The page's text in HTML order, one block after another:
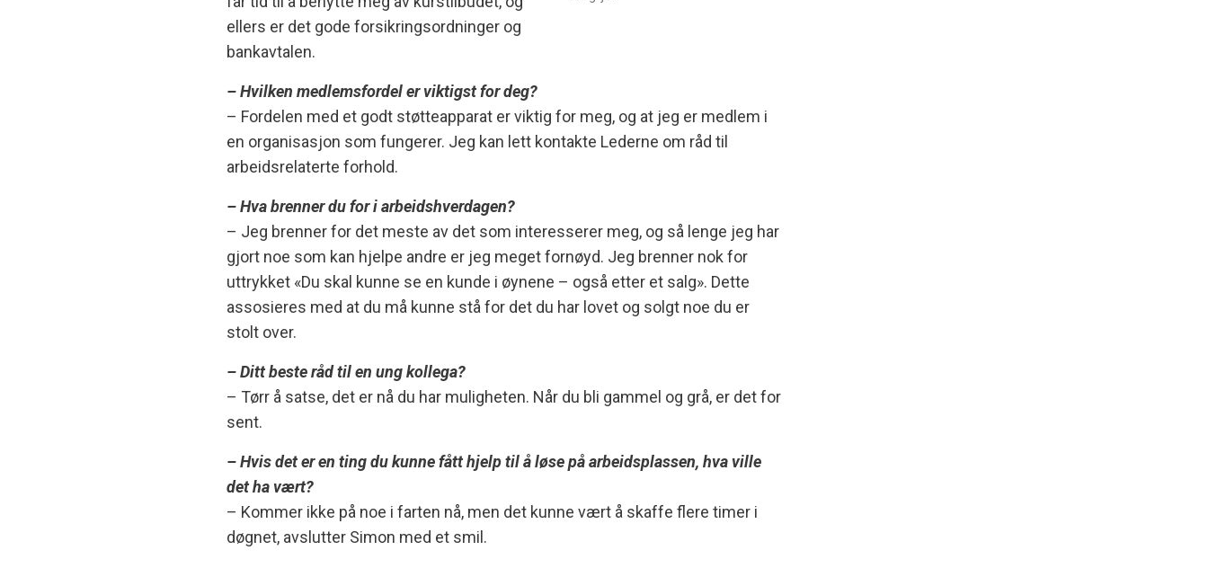
ellers er det gode forsikringsordninger og
bankavtalen.
– Hvilken medlemsfordel er viktigst for deg?
– Fordelen med et godt støtteapparat er viktig for meg, og at jeg er medlem i
en organisasjon som fungerer. Jeg kan lett kontakte Lederne om råd til
arbeidsrelaterte forhold.
– Hva brenner du for i arbeidshverdagen?
– Jeg brenner for det meste av det som interesserer meg, og så lenge jeg har
gjort noe som kan hjelpe andre er jeg meget fornøyd. Jeg brenner nok for
uttrykket «Du skal kunne se en kunde i øynene – også etter et salg». Dette
assosieres med at du må kunne stå for det du har lovet og solgt noe du er
stolt over.
– Ditt beste råd til en ung kollega?
– Tørr å satse, det er nå du har muligheten. Når du bli gammel og grå, er det for
sent.
– Hvis det er en ting du kunne fått hjelp til å løse på arbeidsplassen, hva ville
det ha vært?
– Kommer ikke på noe i farten nå, men det kunne vært å skaffe flere timer i
døgnet, avslutter Simon med et smil.